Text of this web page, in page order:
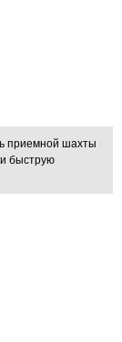
приемной шахты
быструю